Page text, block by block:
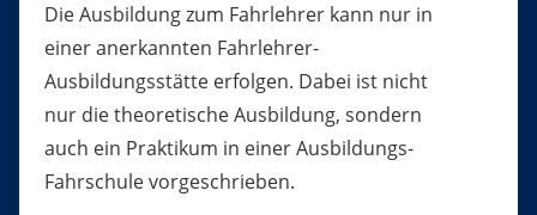
Die Ausbildung zum Fahrlehrer kann nur in
einer anerkannten Fahrlehrer-
Ausbildungsstätte erfolgen. Dabei ist nicht
nur die theoretische Ausbildung, sondern
auch ein Praktikum in einer Ausbildungs-
Fahrschule vorgeschrieben.